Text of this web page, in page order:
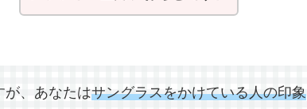
が、あなたはサングラスをかけている人の印象